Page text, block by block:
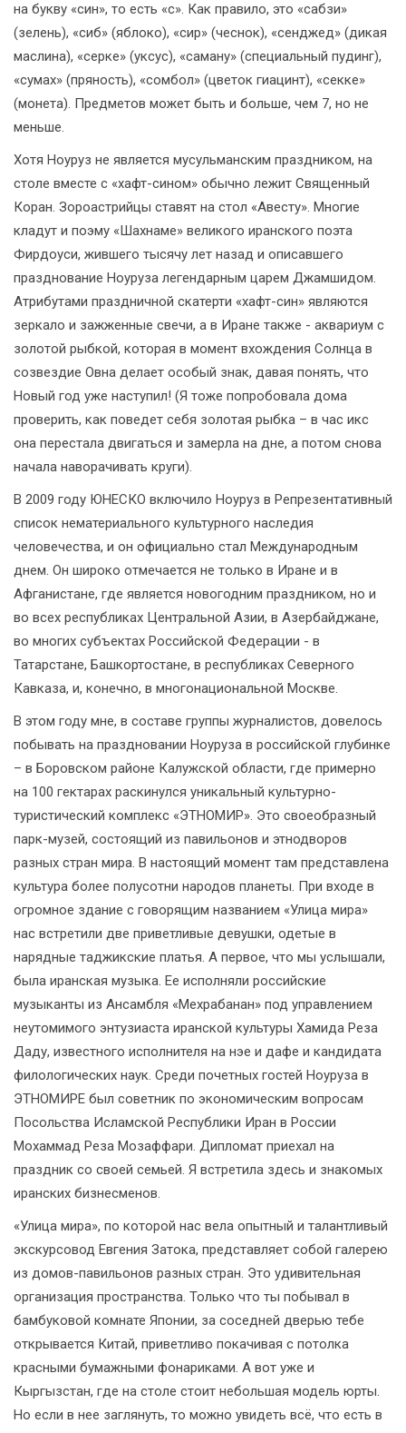
на букву «син», то есть «с». Как правило, это «сабзи»
(зелень), «сиб» (яблоко), «сир» (чеснок), «сенджед» (дикая
маслина), «серке» (уксус), «саману» (специальный пудинг),
«сумах» (пряность), «сомбол» (цветок гиацинт), «секке»
(монета). Предметов может быть и больше, чем 7, но не
меньше.
Хотя Ноуруз не является мусульманским праздником, на
столе вместе с «хафт-сином» обычно лежит Священный
Коран. Зороастрийцы ставят на стол «Авесту». Многие
кладут и поэму «Шахнаме» великого иранского поэта
Фирдоуси, жившего тысячу лет назад и описавшего
празднование Ноуруза легендарным царем Джамшидом.
Атрибутами праздничной скатерти «хафт-син» являются
зеркало и зажженные свечи, а в Иране также - аквариум с
золотой рыбкой, которая в момент вхождения Солнца в
созвездие Овна делает особый знак, давая понять, что
Новый год уже наступил! (Я тоже попробовала дома
проверить, как поведет себя золотая рыбка – в час икс
она перестала двигаться и замерла на дне, а потом снова
начала наворачивать круги).
В 2009 году ЮНЕСКО включило Ноуруз в Репрезентативный
список нематериального культурного наследия
человечества, и он официально стал Международным
днем. Он широко отмечается не только в Иране и в
Афганистане, где является новогодним праздником, но и
во всех республиках Центральной Азии, в Азербайджане,
во многих субъектах Российской Федерации - в
Татарстане, Башкортостане, в республиках Северного
Кавказа, и, конечно, в многонациональной Москве.
В этом году мне, в составе группы журналистов, довелось
побывать на праздновании Ноуруза в российской глубинке
– в Боровском районе Калужской области, где примерно
на 100 гектарах раскинулся уникальный культурно-
туристический комплекс «ЭТНОМИР». Это своеобразный
парк-музей, состоящий из павильонов и этнодворов
разных стран мира. В настоящий момент там представлена
культура более полусотни народов планеты. При входе в
огромное здание с говорящим названием «Улица мира»
нас встретили две приветливые девушки, одетые в
нарядные таджикские платья. А первое, что мы услышали,
была иранская музыка. Ее исполняли российские
музыканты из Ансамбля «Мехрабанан» под управлением
неутомимого энтузиаста иранской культуры Хамида Реза
Даду, известного исполнителя на нэе и дафе и кандидата
филологических наук. Среди почетных гостей Ноуруза в
ЭТНОМИРЕ был советник по экономическим вопросам
Посольства Исламской Республики Иран в России
Мохаммад Реза Мозаффари. Дипломат приехал на
праздник со своей семьей. Я встретила здесь и знакомых
иранских бизнесменов.
«Улица мира», по которой нас вела опытный и талантливый
экскурсовод Евгения Затока, представляет собой галерею
из домов-павильонов разных стран. Это удивительная
организация пространства. Только что ты побывал в
бамбуковой комнате Японии, за соседней дверью тебе
открывается Китай, приветливо покачивая с потолка
красными бумажными фонариками. А вот уже и
Кыргызстан, где на столе стоит небольшая модель юрты.
Но если в нее заглянуть, то можно увидеть всё, что есть в